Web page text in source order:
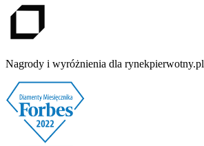
Nagrody i wyróżnienia dla rynekpierwotny.pl